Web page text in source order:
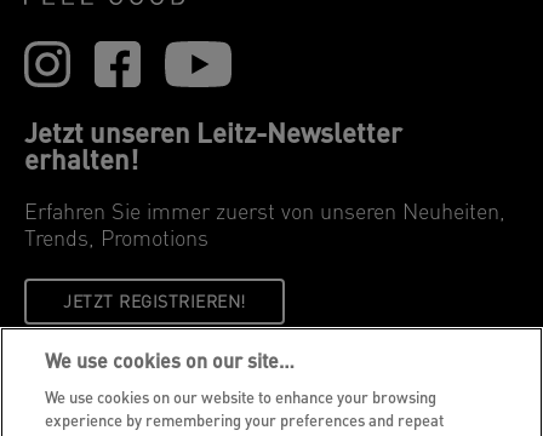
Jetzt unseren Leitz-Newsletter
erhalten!
Erfahren Sie immer zuerst von unseren Neuheiten,
Trends, Promotions
JETZT REGISTRIEREN!
Cookie Richtlinie
We use cookies on our site…
We use cookies on our website to enhance your browsing
experience by remembering your preferences and repeat